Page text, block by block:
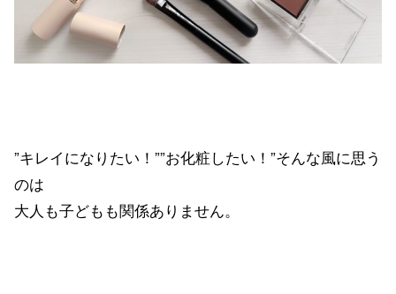
”キレイになりたい！””お化粧したい！”そんな風に思う
のは
大人も子どもも関係ありません。